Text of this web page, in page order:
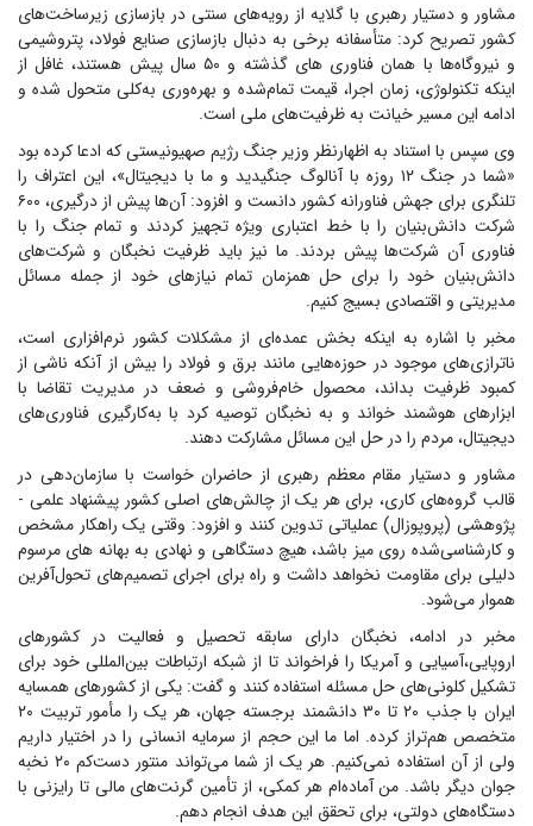
مشاور و دستیار رهبری با گلایه از رویه‌های سنتی در بازسازی زیرساخت‌های
کشور تصریح کرد: متأسفانه برخی به دنبال بازسازی صنایع فولاد، پتروشیمی
و نیروگاه‌ها با همان فناوری های گذشته و ۵۰ سال پیش هستند، غافل از
اینکه تکنولوژی، زمان اجرا، قیمت تمام‌شده و بهره‌وری به‌کلی متحول شده و
ادامه این مسیر خیانت به ظرفیت‌های ملی است.
وی سپس با استناد به اظهارنظر وزیر جنگ رژیم صهیونیستی که ادعا کرده بود
«شما در جنگ ۱۲ روزه با آنالوگ جنگیدید و ما با دیجیتال»، این اعتراف را
تلنگری برای جهش فناورانه کشور دانست و افزود: آن‌ها پیش از درگیری، ۶۰۰
شرکت دانش‌بنیان را با خط اعتباری ویژه تجهیز کردند و تمام جنگ را با
فناوری آن شرکت‌ها پیش بردند. ما نیز باید ظرفیت نخبگان و شرکت‌های
دانش‌بنیان خود را برای حل همزمان تمام نیازهای خود از جمله مسائل
مدیریتی و اقتصادی بسیج کنیم.
مخبر با اشاره به اینکه بخش عمده‌ای از مشکلات کشور نرم‌افزاری است،
ناترازی‌های موجود در حوزه‌هایی مانند برق و فولاد را بیش از آنکه ناشی از
کمبود ظرفیت بداند، محصول خام‌فروشی و ضعف در مدیریت تقاضا با
ابزارهای هوشمند خواند و به نخبگان توصیه کرد با به‌کارگیری فناوری‌های
دیجیتال، مردم را در حل این مسائل مشارکت دهند.
مشاور و دستیار مقام معظم رهبری از حاضران خواست با سازمان‌دهی در
قالب گروه‌های کاری، برای هر یک از چالش‌های اصلی کشور پیشنهاد علمی -
پژوهشی (پروپوزال) عملیاتی تدوین کنند و افزود: وقتی یک راهکار مشخص
و کارشناسی‌شده روی میز باشد، هیچ دستگاهی و نهادی به بهانه های مرسوم
دلیلی برای مقاومت نخواهد داشت و راه برای اجرای تصمیم‌های تحول‌آفرین
هموار می‌شود.
مخبر در ادامه، نخبگان دارای سابقه تحصیل و فعالیت در کشورهای
اروپایی،آسیایی و آمریکا را فراخواند تا از شبکه ارتباطات بین‌المللی خود برای
تشکیل کلونی‌های حل مسئله استفاده کنند و گفت: یکی از کشورهای همسایه
ایران با جذب ۲۰ تا ۳۰ دانشمند برجسته جهان، هر یک را مأمور تربیت ۲۰
متخصص هم‌تراز کرده. اما ما این حجم از سرمایه انسانی را در اختیار داریم
ولی از آن استفاده نمی‌کنیم. هر یک از شما می‌تواند منتور دست‌کم ۲۰ نخبه
جوان دیگر باشد. من آماده‌ام هر کمکی، از تأمین گرنت‌های مالی تا رایزنی با
دستگاه‌های دولتی، برای تحقق این هدف انجام دهم.